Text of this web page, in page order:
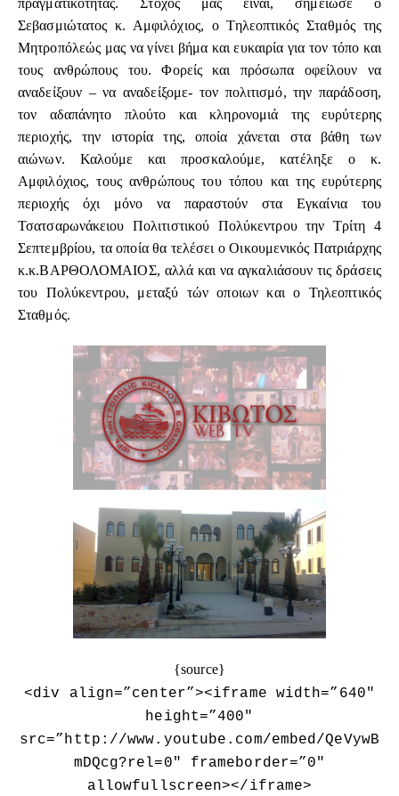
πραγματικότητας. Στόχος μας είναι, σημείωσε ο
Σεβασμιώτατος κ. Αμφιλόχιος, ο Τηλεοπτικός Σταθμός της
Μητροπόλεώς μας να γίνει βήμα και ευκαιρία για τον τόπο και
τους ανθρώπους του. Φορείς και πρόσωπα οφείλουν να
αναδείξουν – να αναδείξομε- τον πολιτισμό, την παράδοση,
τον αδαπάνητο πλούτο και κληρονομιά της ευρύτερης
περιοχής, την ιστορία της, οποία χάνεται στα βάθη των
αιώνων. Καλούμε και προσκαλούμε, κατέληξε ο κ.
Αμφιλόχιος, τους ανθρώπους του τόπου και της ευρύτερης
περιοχής όχι μόνο να παραστούν στα Εγκαίνια του
Τσατσαρωνάκειου Πολιτιστικού Πολύκεντρου την Τρίτη 4
Σεπτεμβρίου, τα οποία θα τελέσει ο Οικουμενικός Πατριάρχης
κ.κ.ΒΑΡΘΟΛΟΜΑΙΟΣ, αλλά και να αγκαλιάσουν τις δράσεις
του Πολύκεντρου, μεταξύ τών οποιων και ο Τηλεοπτικός
Σταθμός.
{source}
<div align=”center” ><iframe width=”640″
height=”400″
src=”http://www.youtube.com/embed/QeVywB
mDQcg?rel=0″ frameborder=”0″
allowfullscreen></iframe>